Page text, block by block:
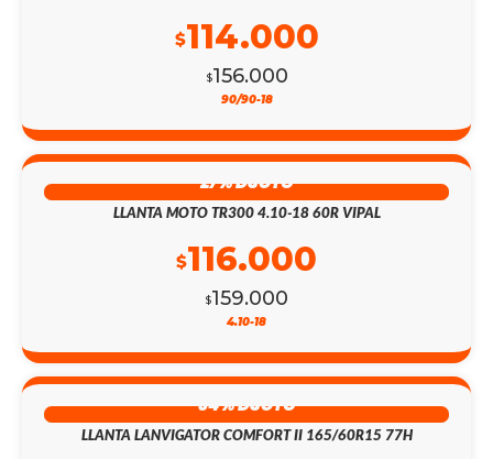
$156.000
$114.000
90/90-18
27% DSCTO
LLANTA MOTO TR300 4.10-18 60R VIPAL
$159.000
$116.000
4.10-18
34% DSCTO
LLANTA LANVIGATOR COMFORT II 165/60R15 77H